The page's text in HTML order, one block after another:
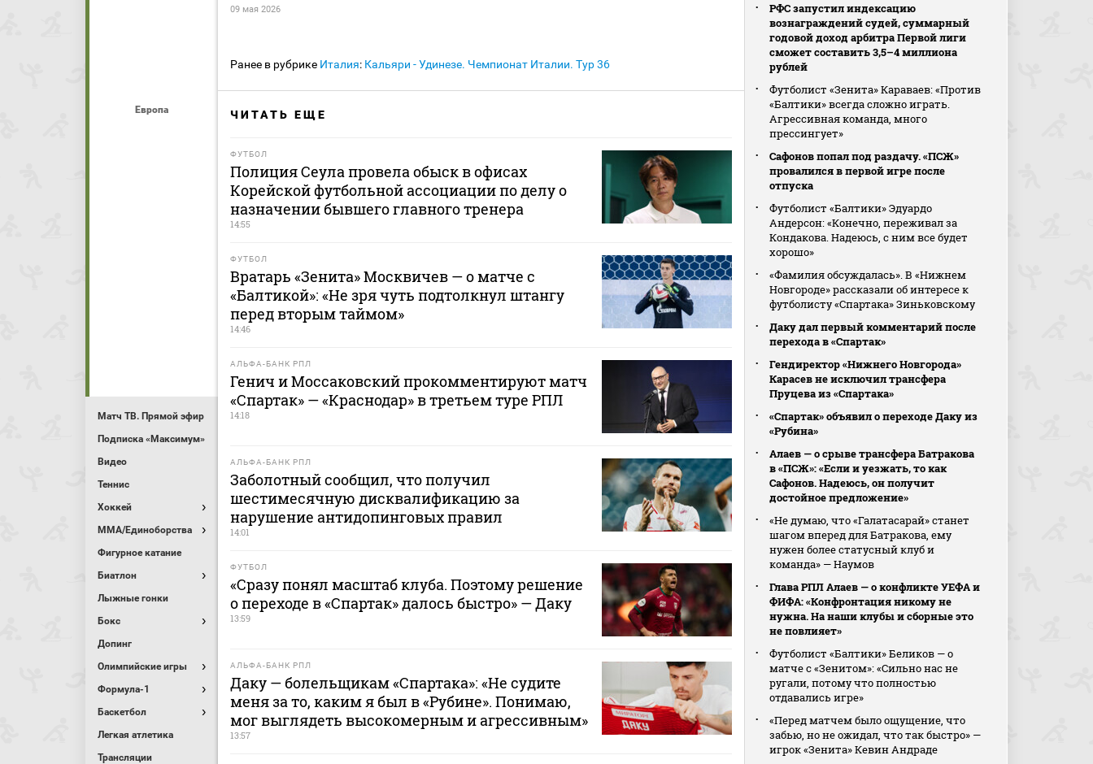
Европа
Матч ТВ. Прямой эфир
Подписка «Максимум»
Видео
Теннис
Хоккей
MMA/Единоборства
Фигурное катание
Биатлон
Лыжные гонки
Бокс
Допинг
Олимпийские игры
Формула-1
Баскетбол
Легкая атлетика
Трансляции
09 мая 2026
Ранее в рубрике Италия: Кальяри - Удинезе. Чемпионат Италии. Тур 36
ЧИТАТЬ ЕЩЕ
ФУТБОЛ
Полиция Сеула провела обыск в офисах
Корейской футбольной ассоциации по делу о
назначении бывшего главного тренера
14:55
ФУТБОЛ
Вратарь «Зенита» Москвичев — о матче с
«Балтикой»: «Не зря чуть подтолкнул штангу
перед вторым таймом»
14:46
АЛЬФА-БАНК РПЛ
Генич и Моссаковский прокомментируют матч
«Спартак» — «Краснодар» в третьем туре РПЛ
14:18
АЛЬФА-БАНК РПЛ
Заболотный сообщил, что получил
шестимесячную дисквалификацию за
нарушение антидопинговых правил
14:01
ФУТБОЛ
«Сразу понял масштаб клуба. Поэтому решение
о переходе в «Спартак» далось быстро» — Даку
13:59
АЛЬФА-БАНК РПЛ
Даку — болельщикам «Спартака»: «Не судите
меня за то, каким я был в «Рубине». Понимаю,
мог выглядеть высокомерным и агрессивным»
13:57
РФС запустил индексацию
вознаграждений судей, суммарный
годовой доход арбитра Первой лиги
сможет составить 3,5–4 миллиона
рублей
Футболист «Зенита» Караваев: «Против
«Балтики» всегда сложно играть.
Агрессивная команда, много
прессингует»
Сафонов попал под раздачу. «ПСЖ»
провалился в первой игре после
отпуска
Футболист «Балтики» Эдуардо
Андерсон: «Конечно, переживал за
Кондакова. Надеюсь, с ним все будет
хорошо»
«Фамилия обсуждалась». В «Нижнем
Новгороде» рассказали об интересе к
футболисту «Спартака» Зиньковскому
Даку дал первый комментарий после
перехода в «Спартак»
Гендиректор «Нижнего Новгорода»
Карасев не исключил трансфера
Пруцева из «Спартака»
«Спартак» объявил о переходе Даку из
«Рубина»
Алаев — о срыве трансфера Батракова
в «ПСЖ»: «Если и уезжать, то как
Сафонов. Надеюсь, он получит
достойное предложение»
«Не думаю, что «Галатасарай» станет
шагом вперед для Батракова, ему
нужен более статусный клуб и
команда» — Наумов
Глава РПЛ Алаев — о конфликте УЕФА и
ФИФА: «Конфронтация никому не
нужна. На наши клубы и сборные это
не повлияет»
Футболист «Балтики» Беликов — о
матче с «Зенитом»: «Сильно нас не
ругали, потому что полностью
отдавались игре»
«Перед матчем было ощущение, что
забью, но не ожидал, что так быстро» —
игрок «Зенита» Кевин Андраде